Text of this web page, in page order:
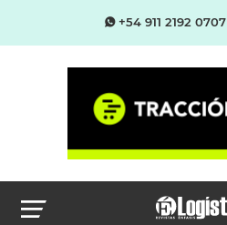
+54 911 2192 0707